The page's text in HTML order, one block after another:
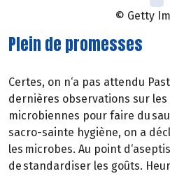
© Getty
Plein de promesses
Certes, on n‘a pas attendu
dernières observations sur les
microbiennes pour faire du
sacro-sainte hygiène, on a
les microbes. Au point
de standardiser les goûts.